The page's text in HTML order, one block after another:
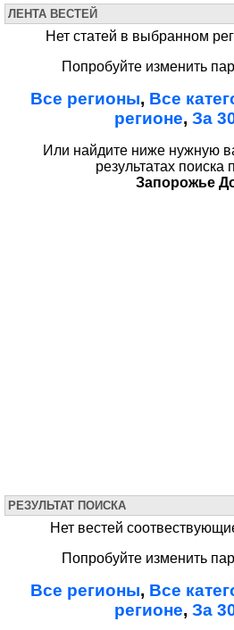
ЛЕНТА ВЕСТЕЙ
Нет статей в выбранном
Попробуйте изменить
Все регионы, Все
регионе, За
Или найдите ниже нужную
результатах поиска
Запорожье
РЕЗУЛЬТАТ ПОИСКА
Нет вестей
Попробуйте изменить
Все регионы, Все
регионе, За